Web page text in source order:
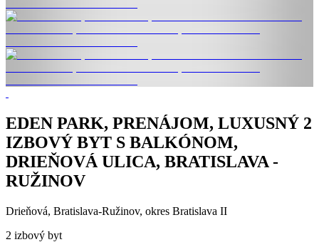
EDEN PARK, PRENÁJOM, LUXUSNÝ 2
IZBOVÝ BYT S BALKÓNOM,
DRIEŇOVÁ ULICA, BRATISLAVA -
RUŽINOV
Drieňová, Bratislava-Ružinov, okres Bratislava II
2 izbový byt